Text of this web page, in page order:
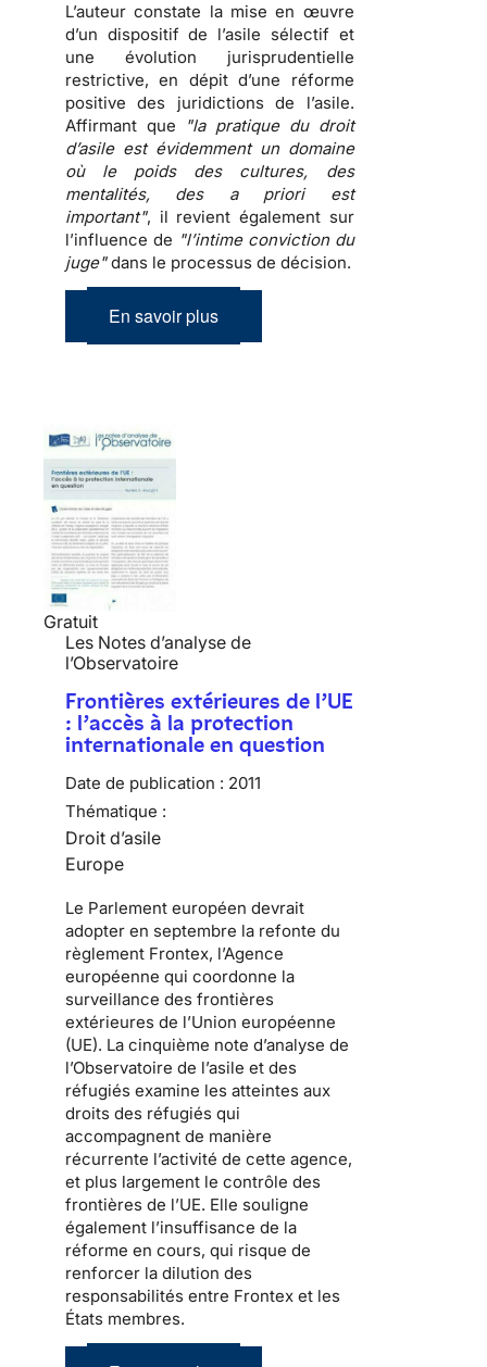
L’auteur constate la mise en œuvre
d’un dispositif de l’asile sélectif et
une évolution jurisprudentielle
restrictive, en dépit d’une réforme
positive des juridictions de l’asile.
Affirmant que
"la pratique du droit
d’asile est évidemment un domaine
où le poids des cultures, des
mentalités, des a priori est
important", il revient également sur
l’influence de "l’intime conviction du
juge"dans le processus de décision.
En savoir plus
Gratuit
Les Notes d’analyse de
l’Observatoire
Frontières extérieures de l’UE
: l’accès à la protection
internationale en question
Date de publication : 2011
Thématique :
Droit d’asile
Europe
Le Parlement européen devrait
adopter en septembre la refonte du
règlement Frontex, l’Agence
européenne qui coordonne la
surveillance des frontières
extérieures de l’Union européenne
(UE). La cinquième note d’analyse de
l’Observatoire de l’asile et des
réfugiés examine les atteintes aux
droits des réfugiés qui
accompagnent de manière
récurrente l’activité de cette agence,
et plus largement le contrôle des
frontières de l’UE. Elle souligne
également l’insuffisance de la
réforme en cours, qui risque de
renforcer la dilution des
responsabilités entre Frontex et les
États membres.